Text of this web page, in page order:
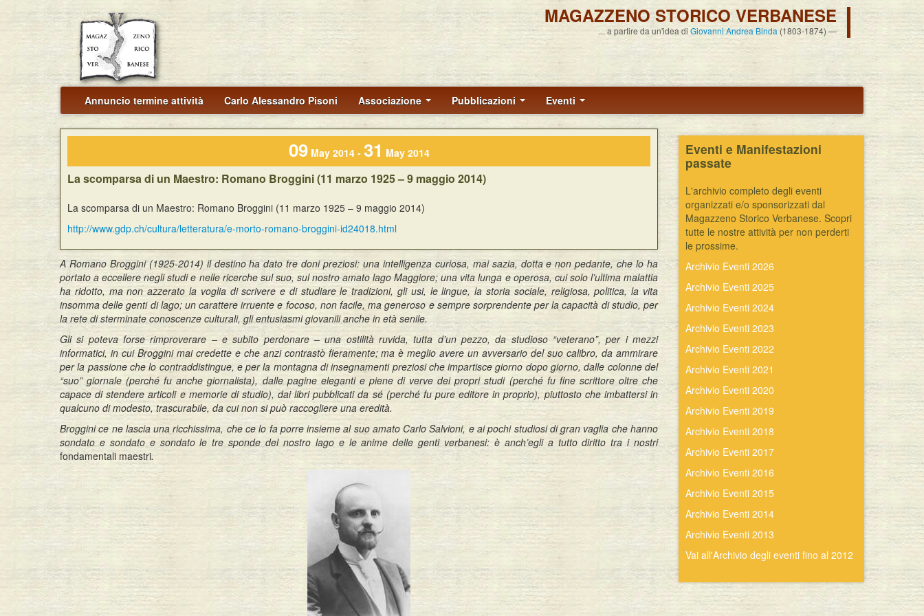
MAGAZZENO STORICO VERBANESE
... a partire da un'idea diGiovanni Andrea Binda (1803-1874)
Annuncio termine attività Carlo Alessandro Pisoni Associazione Pubblicazioni Eventi
09May 2014 - 31 May 2014
La scomparsa di un Maestro: Romano Broggini (11 marzo 1925 – 9 maggio 2014)
La scomparsa di un Maestro: Romano Broggini (11 marzo 1925 – 9 maggio 2014)
http://www.gdp.ch/cultura/letteratura/e-morto-romano-broggini-id24018.html
A Romano Broggini (1925-2014) il destino ha dato tre doni preziosi: una intelligenza curiosa, mai sazia, dotta e non pedante, che lo ha
portato a eccellere negli studi e nelle ricerche sul suo, sul nostro amato lago Maggiore; una vita lunga e operosa, cui solo l’ultima malattia
ha ridotto, ma non azzerato la voglia di scrivere e di studiare le tradizioni, gli usi, le lingue, la storia sociale, religiosa, politica, la vita
insomma delle genti di lago; un carattere irruente e focoso, non facile, ma generoso e sempre sorprendente per la capacità di studio, per
la rete di sterminate conoscenze culturali, gli entusiasmi giovanili anche in età senile.
Gli si poteva forse rimproverare – e subito perdonare – una ostilità ruvida, tutta d’un pezzo, da studioso “veterano”, per i mezzi
informatici, in cui Broggini mai credette e che anzi contrastò fieramente; ma è meglio avere un avversario del suo calibro, da ammirare
per la passione che lo contraddistingue, e per la montagna di insegnamenti preziosi che impartisce giorno dopo giorno, dalle colonne del
“suo” giornale (perché fu anche giornalista), dalle pagine eleganti e piene di verve dei propri studi (perché fu fine scrittore oltre che
capace di stendere articoli e memorie di studio), dai libri pubblicati da sé (perché fu pure editore in proprio), piuttosto che imbattersi in
qualcuno di modesto, trascurabile, da cui non si può raccogliere una eredità.
Broggini ce ne lascia una ricchissima, che ce lo fa porre insieme al suo amato Carlo Salvioni, e ai pochi studiosi di gran vaglia che hanno
sondato e sondato e sondato le tre sponde del nostro lago e le anime delle genti verbanesi: è anch’egli a tutto diritto tra i nostri
fondamentali maestri.
Eventi e Manifestazioni
passate
L'archivio completo degli eventi
organizzati e/o sponsorizzati dal
Magazzeno Storico Verbanese. Scopri
tutte le nostre attività per non perderti
le prossime.
Archivio Eventi 2026
Archivio Eventi 2025
Archivio Eventi 2024
Archivio Eventi 2023
Archivio Eventi 2022
Archivio Eventi 2021
Archivio Eventi 2020
Archivio Eventi 2019
Archivio Eventi 2018
Archivio Eventi 2017
Archivio Eventi 2016
Archivio Eventi 2015
Archivio Eventi 2014
Archivio Eventi 2013
Vai all'Archivio degli eventi fino al 2012